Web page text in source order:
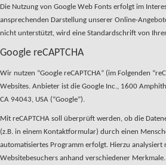
Die Nutzung von Google Web Fonts erfolgt im
ansprechenden Darstellung unserer Online-
nicht unterstützt, wird eine Standardschrift von
Google reCAPTCHA
Wir nutzen “Google reCAPTCHA” (im Folgenden
Websites. Anbieter ist die Google Inc., 1600
CA 94043, USA (“Google”).
Mit reCAPTCHA soll überprüft werden, ob die
(z.B. in einem Kontaktformular) durch einen
automatisiertes Programm erfolgt. Hierzu analysiert
Websitebesuchers anhand verschiedener